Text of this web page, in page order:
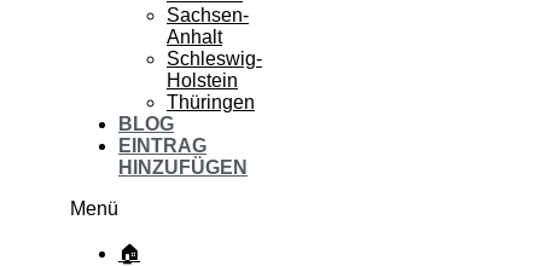
Sachsen-
Anhalt
Schleswig-
Holstein
Thüringen
BLOG
EINTRAG
HINZUFÜGEN
Menü
🏠